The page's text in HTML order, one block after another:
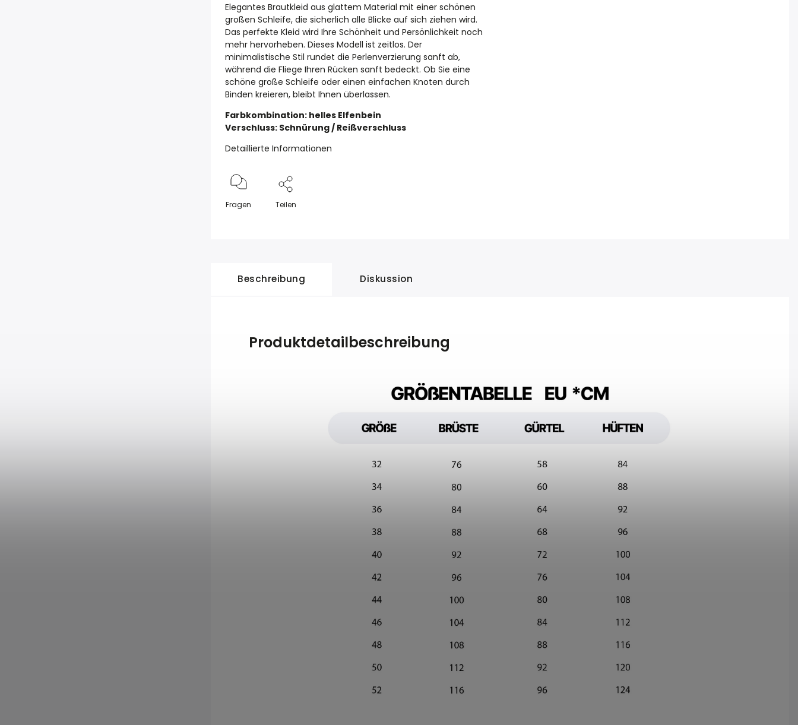
Elegantes Brautkleid aus glattem Material mit einer schönen
großen Schleife, die sicherlich alle Blicke auf sich ziehen wird.
Das perfekte Kleid wird Ihre Schönheit und Persönlichkeit noch
mehr hervorheben. Dieses Modell ist zeitlos. Der
minimalistische Stil rundet die Perlenverzierung sanft ab,
während die Fliege Ihren Rücken sanft bedeckt. Ob Sie eine
schöne große Schleife oder einen einfachen Knoten durch
Binden kreieren, bleibt Ihnen überlassen.
Farbkombination: helles Elfenbein
Verschluss: Schnürung / Reißverschluss
Detaillierte Informationen
Fragen Teilen
Beschreibung Diskussion
Produktdetailbeschreibung